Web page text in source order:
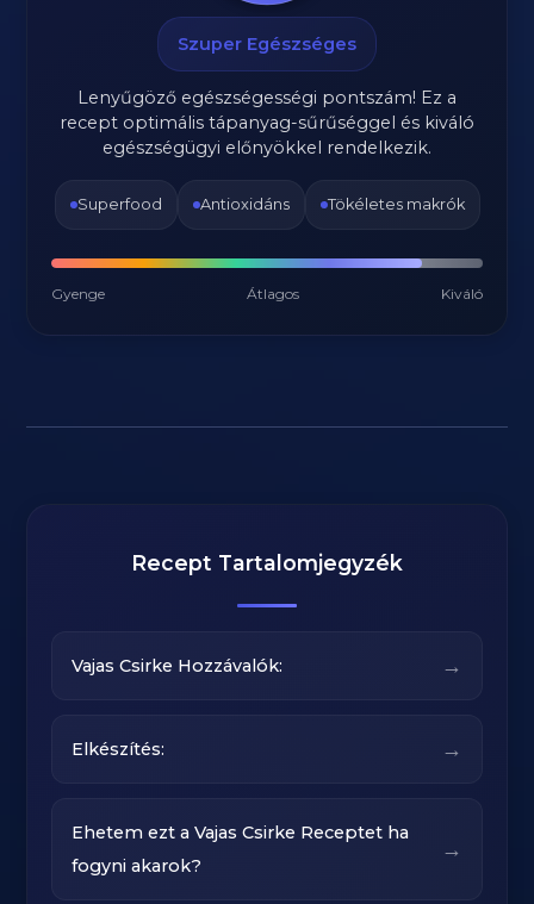
Szuper Egészséges
Lenyűgöző egészségességi pontszám! Ez a
recept optimális tápanyag-sűrűséggel és kiváló
egészségügyi előnyökkel rendelkezik.
Superfood Antioxidáns Tökéletes makrók
Gyenge Átlagos Kiváló
Recept Tartalomjegyzék
Vajas Csirke Hozzávalók: →
Elkészítés: →
Ehetem ezt a Vajas Csirke Receptet ha
fogyni akarok?
→